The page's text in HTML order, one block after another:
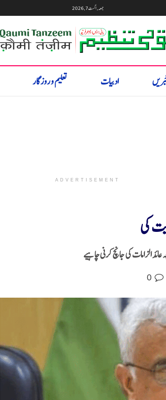
جمعہ, اگست 7, 2026
ادبیات تعلیم و روزگار
ADVERTISEMENT
کی
الزامات کی جانچ کرنی چاہیے